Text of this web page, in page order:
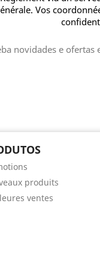
Vos
novidades e ofertas
produits
ventes